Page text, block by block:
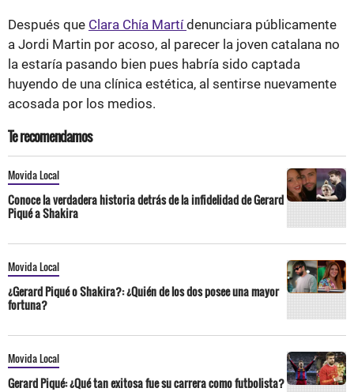
Después que Clara Chía Martídenunciara públicamente
a Jordi Martin por acoso, al parecer la joven catalana no
la estaría pasando bien pues habría sido captada
huyendo de una clínica estética, al sentirse nuevamente
acosada por los medios.
Te recomendamos
Movida Local
Conoce la verdadera historia detrás de la infidelidad de Gerard
Piqué a Shakira
Movida Local
¿Gerard Piqué o Shakira?: ¿Quién de los dos posee una mayor
fortuna?
Movida Local
Gerard Piqué: ¿Qué tan exitosa fue su carrera como futbolista?